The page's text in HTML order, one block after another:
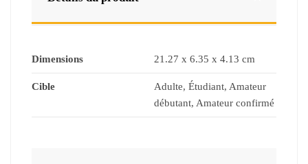
Dimensions ‎21.27 x 6.35 x 4.13 cm
Cible
Adulte, Étudiant, Amateur
débutant, Amateur confirmé